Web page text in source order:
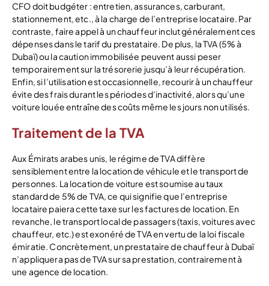
CFO doit budgéter : entretien, assurances, carburant,
stationnement, etc., à la charge de l’entreprise locataire. Par
contraste, faire appel à un chauffeur inclut généralement ces
dépenses dans le tarif du prestataire. De plus, la TVA (5% à
Dubaï) ou la caution immobilisée peuvent aussi peser
temporairement sur la trésorerie jusqu’à leur récupération.
Enfin, si l’utilisation est occasionnelle, recourir à un chauffeur
évite des frais durant les périodes d’inactivité, alors qu’une
voiture louée entraîne des coûts même les jours non utilisés.
Traitement de la TVA
Aux Émirats arabes unis, le régime de TVA diffère
sensiblement entre la location de véhicule et le transport de
personnes. La location de voiture est soumise au taux
standard de 5% de TVA, ce qui signifie que l’entreprise
locataire paiera cette taxe sur les factures de location. En
revanche, le transport local de passagers (taxis, voitures avec
chauffeur, etc.) est exonéré de TVA en vertu de la loi fiscale
émiratie. Concrètement, un prestataire de chauffeur à Dubaï
n’appliquera pas de TVA sur sa prestation, contrairement à
une agence de location.